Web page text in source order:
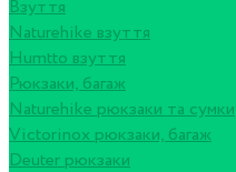
Взуття
Naturehike взуття
Humtto взуття
Рюкзаки, багаж
Naturehike рюкзаки та сумки
Victorinox рюкзаки, багаж
Deuter рюкзаки